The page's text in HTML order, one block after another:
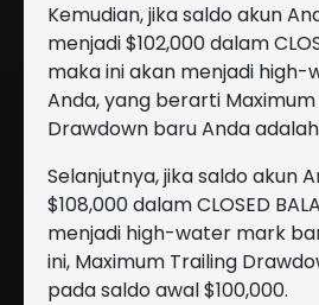
Kemudian, jika saldo akun
menjadi $102,000 dalam
maka ini akan menjadi
Anda, yang berarti
Drawdown baru Anda
Selanjutnya, jika saldo akun
$108,000 dalam CLOSED
menjadi high-water mark
ini, Maximum Trailing
pada saldo awal $100,000.